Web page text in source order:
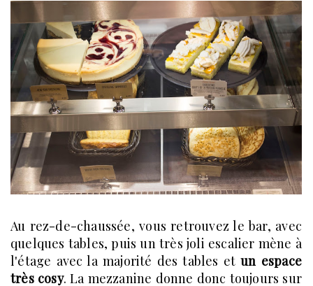
Au rez-de-chaussée, vous retrouvez le bar, avec
quelques tables, puis un très joli escalier mène à
l'étage avec la majorité des tables etun espace
très cosy. La mezzanine donne donc toujours sur